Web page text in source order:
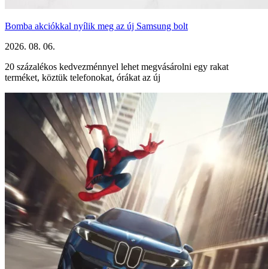
Bomba akciókkal nyílik meg az új Samsung bolt
2026. 08. 06.
20 százalékos kedvezménnyel lehet megvásárolni egy rakat
terméket, köztük telefonokat, órákat az új